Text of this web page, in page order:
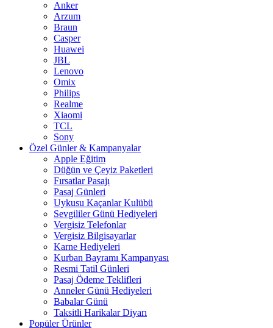
Anker
Arzum
Braun
Casper
Huawei
JBL
Lenovo
Omix
Philips
Realme
Xiaomi
TCL
Sony
Özel Günler & Kampanyalar
Apple Eğitim
Düğün ve Çeyiz Paketleri
Fırsatlar Pasajı
Pasaj Günleri
Uykusu Kaçanlar Kulübü
Sevgililer Günü Hediyeleri
Vergisiz Telefonlar
Vergisiz Bilgisayarlar
Karne Hediyeleri
Kurban Bayramı Kampanyası
Resmi Tatil Günleri
Pasaj Ödeme Teklifleri
Anneler Günü Hediyeleri
Babalar Günü
Taksitli Harikalar Diyarı
Popüler Ürünler